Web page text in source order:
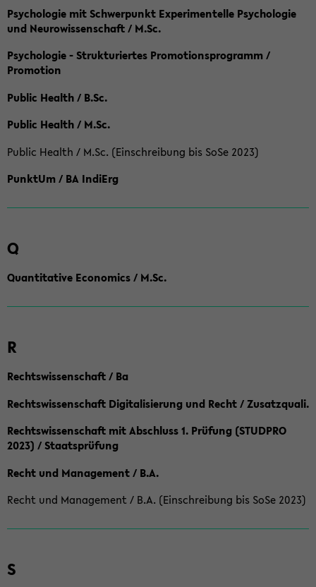
Psychologie mit Schwerpunkt Experimentelle Psychologie
und Neurowissenschaft / M.Sc.
Psychologie - Strukturiertes Promotionsprogramm /
Promotion
Public Health / B.Sc.
Public Health / M.Sc.
Public Health / M.Sc. (Einschreibung bis SoSe 2023)
PunktUm / BA IndiErg
Q
Quantitative Economics / M.Sc.
R
Rechtswissenschaft / Ba
Rechtswissenschaft Digitalisierung und Recht / Zusatzquali.
Rechtswissenschaft mit Abschluss 1. Prüfung (STUDPRO
2023) / Staatsprüfung
Recht und Management / B.A.
Recht und Management / B.A. (Einschreibung bis SoSe 2023)
S